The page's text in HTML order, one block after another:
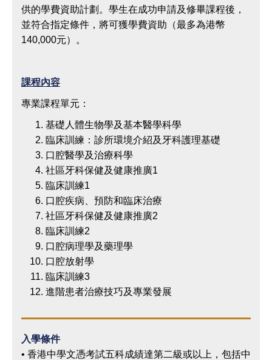
供的學費資助計劃。學生在成功申請及修畢課程後，
並符合指定條件，將可獲學費資助（最多為港幣
140,000元）。
課程內容
專業課程單元：
基礎人體生物學及基本醫學科學
臨床訓練：診所環境介紹及牙科護理基礎
口腔醫學及治療科學
社區牙科保健及健康推廣1
臨床訓練1
口腔疾病、預防和臨床治療
社區牙科保健及健康推廣2
臨床訓練2
口腔病理學及藥理學
口腔放射學
臨床訓練3
進階患者治療技巧及專業發展
入學條件
• 香港中學文憑考試五科成績達第二級或以上，包括中